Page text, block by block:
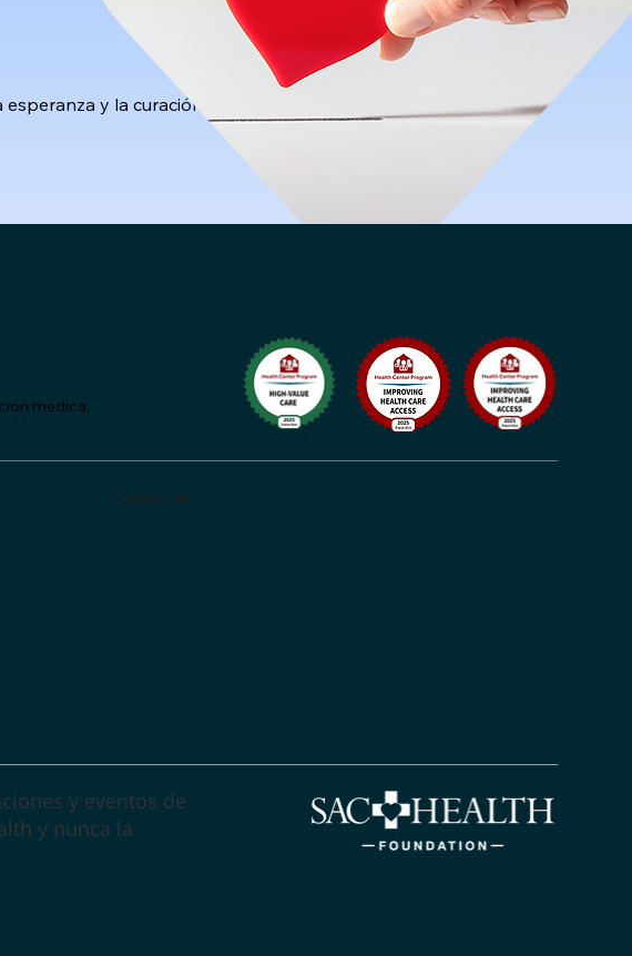
y la curación de
​Conectar
médica,
y eventos de
y nunca la